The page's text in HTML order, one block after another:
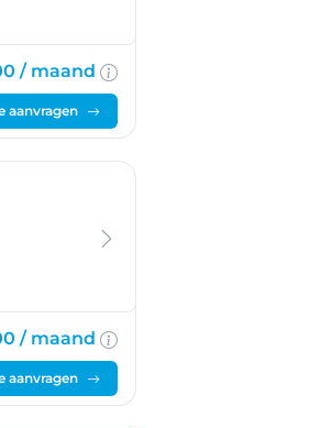
/ maand
aanvragen
/ maand
aanvragen